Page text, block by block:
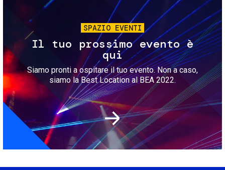
SPAZIO EVENTI
Il tuo prossimo evento è
qui
Siamo pronti a ospitare il tuo evento. Non a caso,
siamo la Best Location al BEA 2022.